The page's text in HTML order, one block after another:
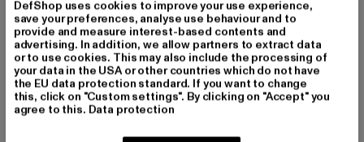
Polyester
Art.Nr: 61220022-00007
Hersteller: Urban Styles Agency GmbH & Co. KG |
agentur@urbanstylesagency.com
Schanzenstraße 41 | 51063 Köln | DE
DefShop uses cookies to improve your use experience,
save your preferences, analyse use behaviour and to
provide and measure interest-based contents and
advertising. In addition, we allow partners to extract data
or to use cookies. This may also include the processing of
your data in the USA or other countries which do not have
the EU data protection standard. If you want to change
this, click on "Custom settings". By clicking on "Accept" you
agree to this. Data protection